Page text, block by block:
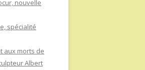
nouvelle
spécialité
aux morts de
Albert